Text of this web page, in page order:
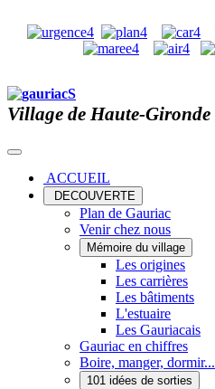
Village de Haute-Gironde
ACCUEIL
DECOUVERTE
Plan de Gauriac
Venir chez nous
Mémoire du village
Les origines
Les carrières
Les bâtiments
L'estuaire
Les Gauriacais
Gauriac en chiffres
Boire, manger, dormir...
101 idées de sorties